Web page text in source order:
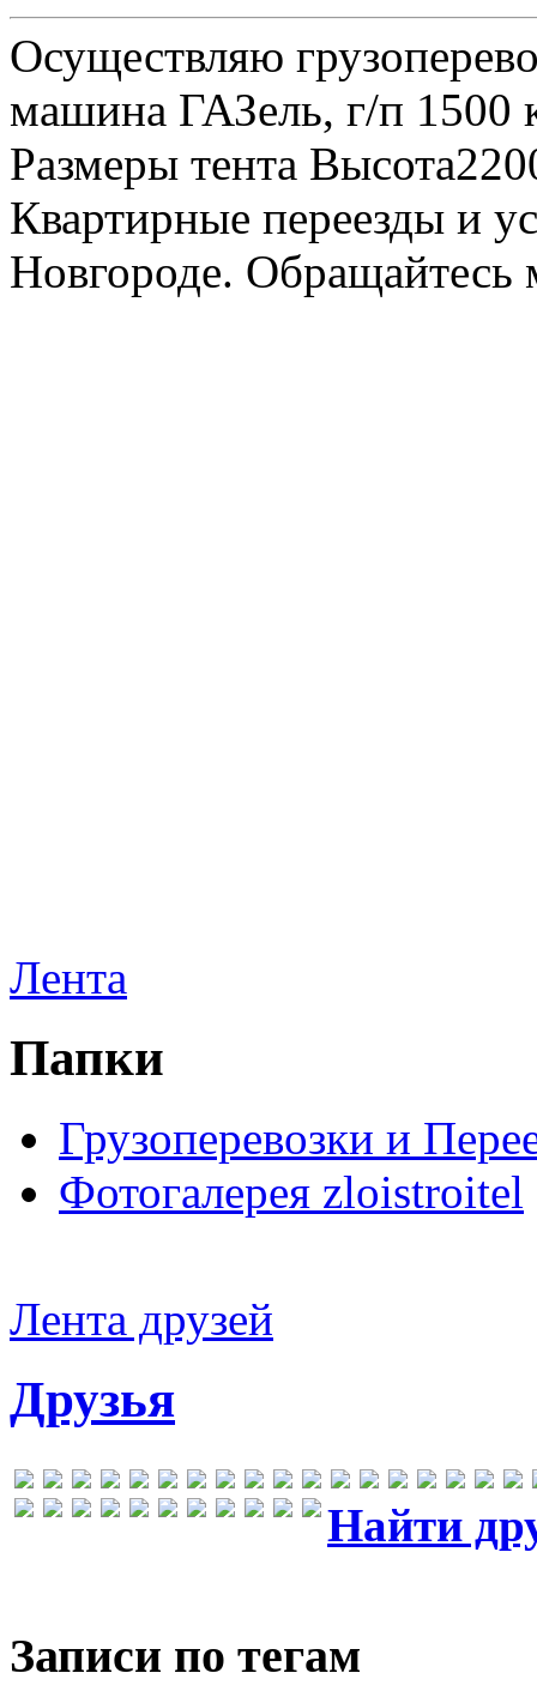
Осуществляю
машина ГАЗель, г/п 1500
Размеры тента
Квартирные переезды и
Новгороде.
Лента
Папки
Грузоперевозки и
Фотогалерея zloistroitel
Лента друзей
Друзья
Найти
Записи по тегам